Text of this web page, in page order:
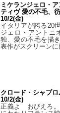
ミケランジェロ・
ティヴ 愛の不毛、
10/2(金)
イタリアが誇る20
ジェロ・アントニ
独、愛の不毛を描
表作がスクリーンに
クロード・シャブ
10/2(金)
正義よ おびえろ